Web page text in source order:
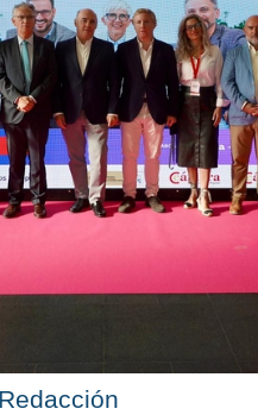
Redacción